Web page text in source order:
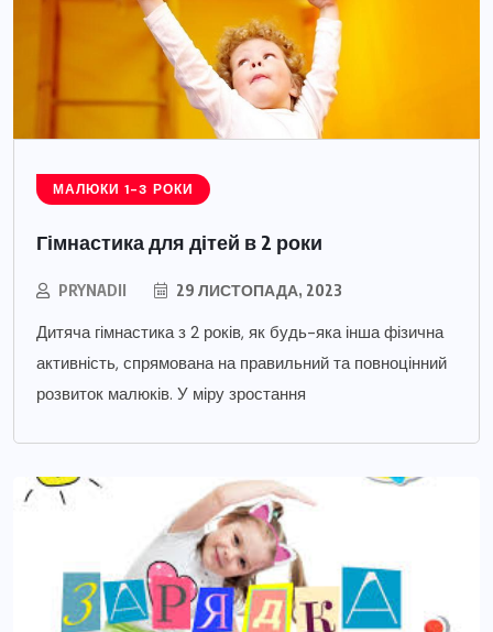
МАЛЮКИ 1-3 РОКИ
Гімнастика для дітей в 2 роки
PRYNADII 29 ЛИСТОПАДА, 2023
Дитяча гімнастика з 2 років, як будь-яка інша фізична
активність, спрямована на правильний та повноцінний
розвиток малюків. У міру зростання